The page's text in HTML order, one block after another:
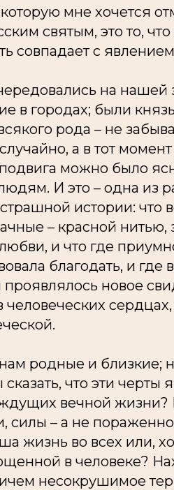
мне хочется
святым, это то,
совпадает с
на
в городах; были
рода – не
а в тот
можно было
И это – одна из
истории: что
– красной нитью,
и что где
благодать, и где
проявлялось новое
человеческих
родные и близкие;
что эти
вечной жизни?
силы – а не
жизнь во всех или,
в человеке?
несокрушимое